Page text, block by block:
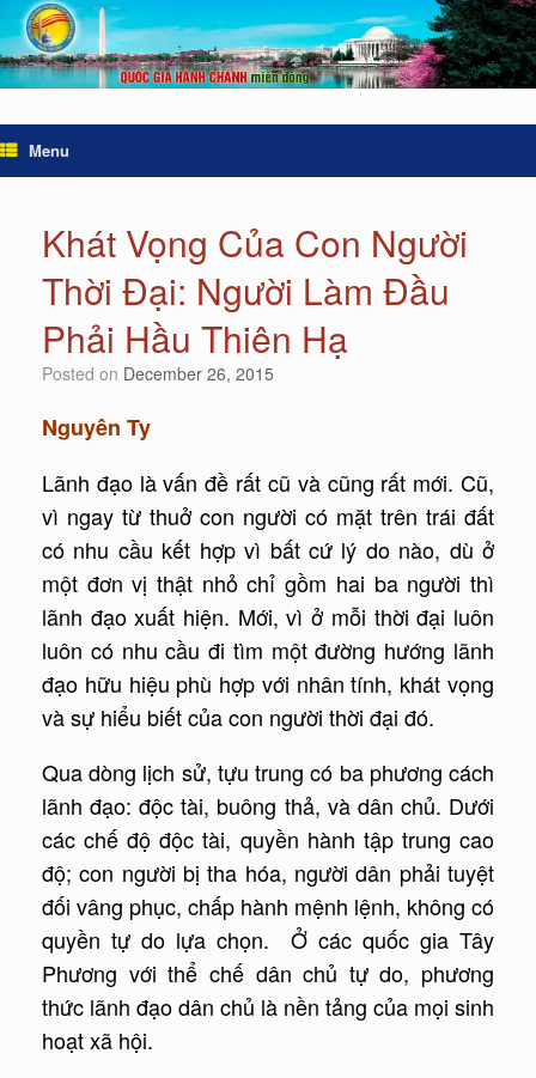
Menu
Khát Vọng Của Con Người
Thời Đại: Người Làm Đầu
Phải Hầu Thiên Hạ
Posted on December 26, 2015
Nguyên Ty
Lãnh đạo là vấn đề rất cũ và cũng rất mới. Cũ,
vì ngay từ thuở con người có mặt trên trái đất
có nhu cầu kết hợp vì bất cứ lý do nào, dù ở
một đơn vị thật nhỏ chỉ gồm hai ba người thì
lãnh đạo xuất hiện. Mới, vì ở mỗi thời đại luôn
luôn có nhu cầu đi tìm một đường hướng lãnh
đạo hữu hiệu phù hợp với nhân tính, khát vọng
và sự hiểu biết của con người thời đại đó.
Qua dòng lịch sử, tựu trung có ba phương cách
lãnh đạo: độc tài, buông thả, và dân chủ. Dưới
các chế độ độc tài, quyền hành tập trung cao
độ; con người bị tha hóa, người dân phải tuyệt
đối vâng phục, chấp hành mệnh lệnh, không có
quyền tự do lựa chọn. Ở các quốc gia Tây
Phương với thể chế dân chủ tự do, phương
thức lãnh đạo dân chủ là nền tảng của mọi sinh
hoạt xã hội.